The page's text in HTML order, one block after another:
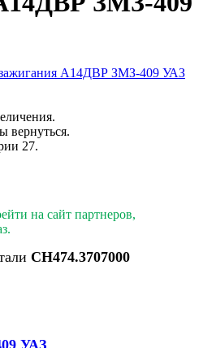
вернуться.
27.
на сайт партнеров,
СН474.3707000
УАЗ